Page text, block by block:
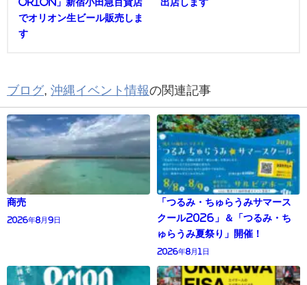
Orion」新宿小田急百貨店
でオリオン生ビール販売しま
す
出店します
ブログ, 沖縄イベント情報の関連記事
商売
2026年8月9日
「つるみ・ちゅらうみサマース
クール2026」＆「つるみ・ち
ゅらうみ夏祭り」開催！
2026年8月1日